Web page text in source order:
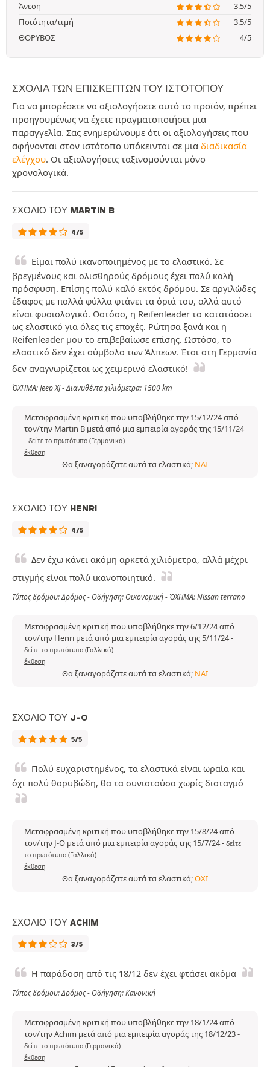
Άνεση
3.5/5
Ποιότητα/τιμή
3.5/5
ΘΟΡΥΒΟΣ
4/5
ΣΧΌΛΙΑ ΤΩΝ ΕΠΙΣΚΕΠΤΏΝ ΤΟΥ ΙΣΤΟΤΌΠΟΥ
Για να μπορέσετε να αξιολογήσετε αυτό το προϊόν, πρέπει
προηγουμένως να έχετε πραγματοποιήσει μια
παραγγελία. Σας ενημερώνουμε ότι οι αξιολογήσεις που
αφήνονται στον ιστότοπο υπόκεινται σε μια διαδικασία
ελέγχου. Οι αξιολογήσεις ταξινομούνται μόνο
χρονολογικά.
ΣΧΌΛΙΟ ΤΟΥ MARTIN B
4/5
Είμαι πολύ ικανοποιημένος με το ελαστικό. Σε
βρεγμένους και ολισθηρούς δρόμους έχει πολύ καλή
πρόσφυση. Επίσης πολύ καλό εκτός δρόμου. Σε αργιλώδες
έδαφος με πολλά φύλλα φτάνει τα όριά του, αλλά αυτό
είναι φυσιολογικό. Ωστόσο, η Reifenleader το κατατάσσει
ως ελαστικό για όλες τις εποχές. Ρώτησα ξανά και η
Reifenleader μου το επιβεβαίωσε επίσης. Ωστόσο, το
ελαστικό δεν έχει σύμβολο των Άλπεων. Έτσι στη Γερμανία
δεν αναγνωρίζεται ως χειμερινό ελαστικό!
ΌΧΗΜΑ: Jeep XJ - Διανυθέντα χιλιόμετρα: 1500 km
Μεταφρασμένη κριτική που υποβλήθηκε την 15/12/24 από
τον/την Martin B μετά από μια εμπειρία αγοράς της 15/11/24
- δείτε το πρωτότυπο (Γερμανικά)
έκθεση
Θα ξαναγοράζατε αυτά τα ελαστικά; ΝΑΙ
ΣΧΌΛΙΟ ΤΟΥ HENRI
4/5
Δεν έχω κάνει ακόμη αρκετά χιλιόμετρα, αλλά μέχρι
στιγμής είναι πολύ ικανοποιητικό.
Τύπος δρόμου: Δρόμος - Οδήγηση: Οικονομική - ΌΧΗΜΑ: Nissan terrano
Μεταφρασμένη κριτική που υποβλήθηκε την 6/12/24 από
τον/την Henri μετά από μια εμπειρία αγοράς της 5/11/24-
δείτε το πρωτότυπο (Γαλλικά)
έκθεση
Θα ξαναγοράζατε αυτά τα ελαστικά; ΝΑΙ
ΣΧΌΛΙΟ ΤΟΥ J-O
5/5
Πολύ ευχαριστημένος, τα ελαστικά είναι ωραία και
όχι πολύ θορυβώδη, θα τα συνιστούσα χωρίς δισταγμό
Μεταφρασμένη κριτική που υποβλήθηκε την 15/8/24 από
τον/την J-O μετά από μια εμπειρία αγοράς της 15/7/24- δείτε
το πρωτότυπο (Γαλλικά)
έκθεση
Θα ξαναγοράζατε αυτά τα ελαστικά;ΌΧΙ
ΣΧΌΛΙΟ ΤΟΥ ACHIM
3/5
Η παράδοση από τις 18/12 δεν έχει φτάσει ακόμα
Τύπος δρόμου: Δρόμος - Οδήγηση: Κανονική
Μεταφρασμένη κριτική που υποβλήθηκε την 18/1/24 από
τον/την Achim μετά από μια εμπειρία αγοράς της 18/12/23-
δείτε το πρωτότυπο (Γερμανικά)
έκθεση